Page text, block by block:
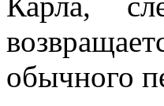
обычного